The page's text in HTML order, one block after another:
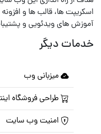
اسکریپت ها، قالب ها و
آموزش های ویدئویی و
خدمات دیگر
میزبانی وب
طراحی فروشگاه
امنیت وب سایت